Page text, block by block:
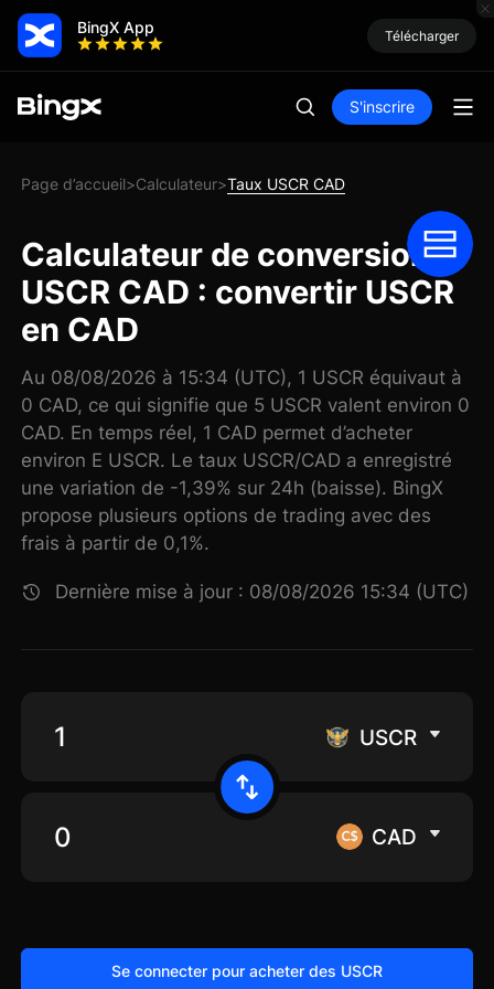
BingX App Télécharger
S'inscrire
Page d’accueil>Calculateur>Taux USCR CAD
Calculateur de conversion
USCR CAD : convertir USCR
en CAD
Au 08/08/2026 à 15:34 (UTC), 1 USCR équivaut à
0 CAD, ce qui signifie que 5 USCR valent environ 0
CAD. En temps réel, 1 CAD permet d’acheter
environ E USCR. Le taux USCR/CAD a enregistré
une variation de -1,39% sur 24h (baisse). BingX
propose plusieurs options de trading avec des
frais à partir de 0,1%.
Dernière mise à jour : 08/08/2026 15:34 (UTC)
USCR
CAD
Se connecter pour acheter des USCR